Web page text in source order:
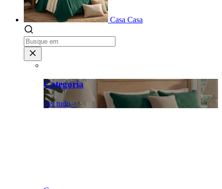
Casa Casa
Categoria
Ver tudo >